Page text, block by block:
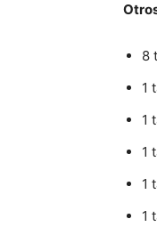
8
1
1
1
1
1